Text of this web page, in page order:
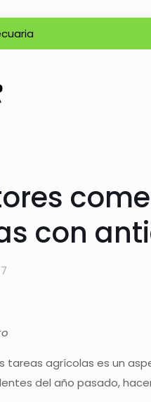
con
tareas agrícolas es un
del año pasado,